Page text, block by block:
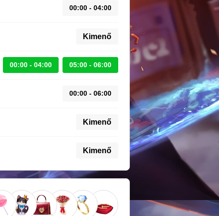
00:00 - 04:00
Kimenő
00:00 - 04:00 05:00 - 06:00
00:00 - 06:00
Kimenő
Kimenő